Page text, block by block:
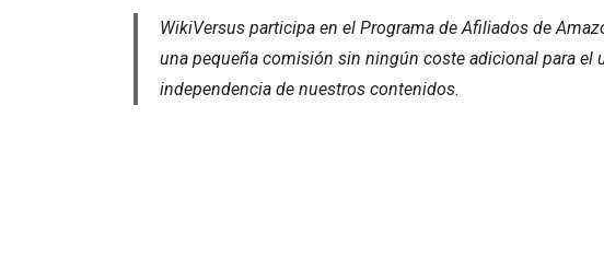
WikiVersus participa en el Programa de Afiliados de
una pequeña comisión sin ningún coste adicional para el
independencia de nuestros contenidos.